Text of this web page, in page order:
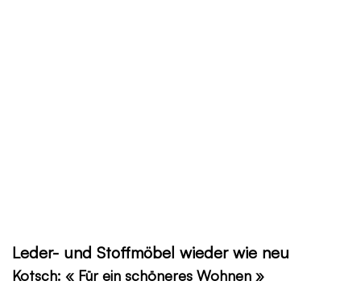
Leder- und Stoffmöbel wieder wie neu
Kotsch: « Für ein schöneres Wohnen »